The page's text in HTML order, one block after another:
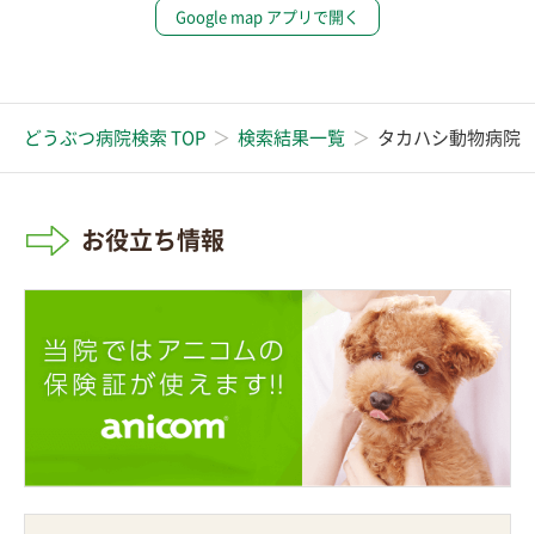
Google map アプリで開く
どうぶつ病院検索 TOP 検索結果一覧 タカハシ動物病院
お役立ち情報